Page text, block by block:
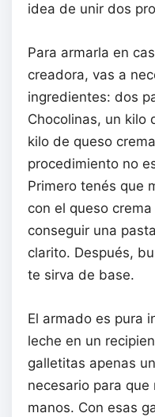
idea de unir dos
Para armarla en
creadora, vas a
ingredientes: dos
Chocolinas, un kilo
kilo de queso
procedimiento no
Primero tenés que
con el queso
conseguir una
clarito. Después,
te sirva de base.
El armado es pura
leche en un
galletitas apenas
necesario para
manos. Con esas